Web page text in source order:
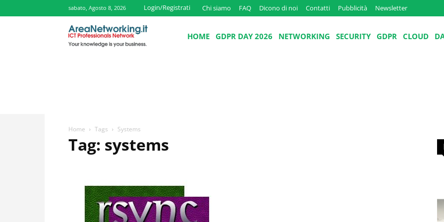
sabato, Agosto 8, 2026 Login/Registrati Chi siamo FAQ Dicono di noi Contatti Pubblicità Newsletter
HOME GDPR DAY 2026 NETWORKING SECURITY GDPR CLOUD
Home Tags Systems
Tag: systems